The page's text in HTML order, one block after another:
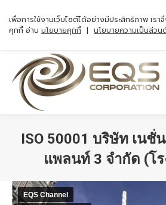
ISO 50001 บริษัท เนชั่
แพลนท์ 3 จำกัด (โ
EQS Channel
เพื่อการใช้งานเว็บไซต์ได้อย่างมีประสิทธิภาพ เรา
คุกกี้ อ่าน นโยบายคุกกี้ | นโยบายความเป็นส่วน